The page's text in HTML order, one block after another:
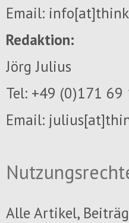
Email:
Redaktion:
Jörg Julius
Tel: +49 (0)171 69
Email: julius
Alle Artikel,